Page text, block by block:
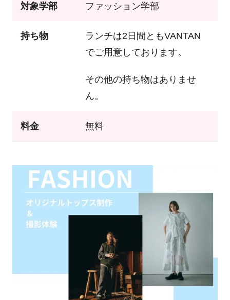
対象学部 ファッション学部
持ち物
ランチは2日間ともVANTAN
でご用意しております。
その他の持ち物はありませ
ん。
料金 無料